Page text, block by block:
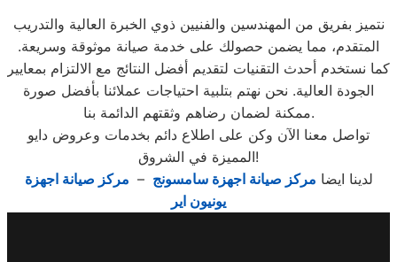
نتميز بفريق من المهندسين والفنيين ذوي الخبرة العالية والتدريب
المتقدم، مما يضمن حصولك على خدمة صيانة موثوقة وسريعة.
كما نستخدم أحدث التقنيات لتقديم أفضل النتائج مع الالتزام بمعايير
الجودة العالية. نحن نهتم بتلبية احتياجات عملائنا بأفضل صورة
ممكنة لضمان رضاهم وثقتهم الدائمة بنا.
تواصل معنا الآن وكن على اطلاع دائم بخدمات وعروض دايو
المميزة في الشروق!
لدينا ايضا مركز صيانة اجهزة سامسونج – مركز صيانة اجهزة
يونيون اير